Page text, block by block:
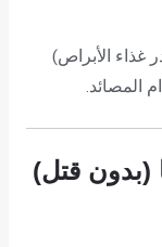
غذاء الأبراص)
المصائد.